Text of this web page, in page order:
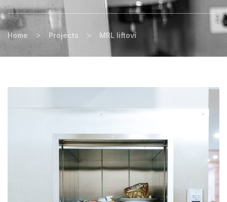
Home > Projects > MRL liftovi